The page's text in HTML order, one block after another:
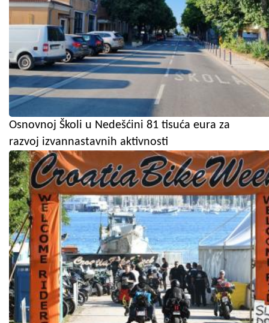
Osnovnoj Školi u Nedešćini 81 tisuća eura za
razvoj izvannastavnih aktivnosti